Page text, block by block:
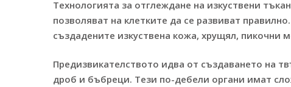
Технологията за отглеждане на изкуствени
позволяват на клетките да се развиват
създадените изкуствена кожа, хрущял, пикочни
Предизвикателството идва от създаването на
дроб и бъбреци. Тези по-дебели органи имат